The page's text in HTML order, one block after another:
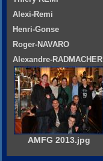
Alexi-Remi
Henri-Gonse
Roger-NAVARO
Alexandre-RADMACHER
AMFG 2013.jpg